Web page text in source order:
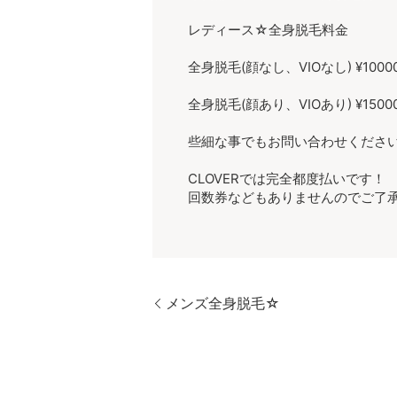
レディース☆全身脱毛料金
全身脱毛(顔なし、VIOなし)
全身脱毛(顔あり、VIOあり)
些細な事でもお問い合わせくださ
CLOVERでは完全都度払いです！
回数券などもありませんのでご了
メンズ全身脱毛☆